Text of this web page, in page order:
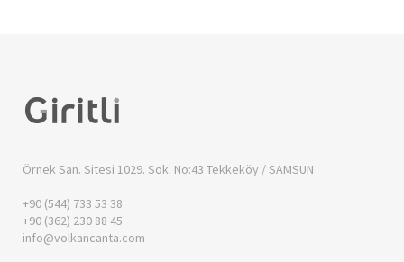
Örnek San. Sitesi 1029. Sok. No:43 Tekkeköy / SAMSUN
+90 (544) 733 53 38
+90 (362) 230 88 45
info@volkancanta.com